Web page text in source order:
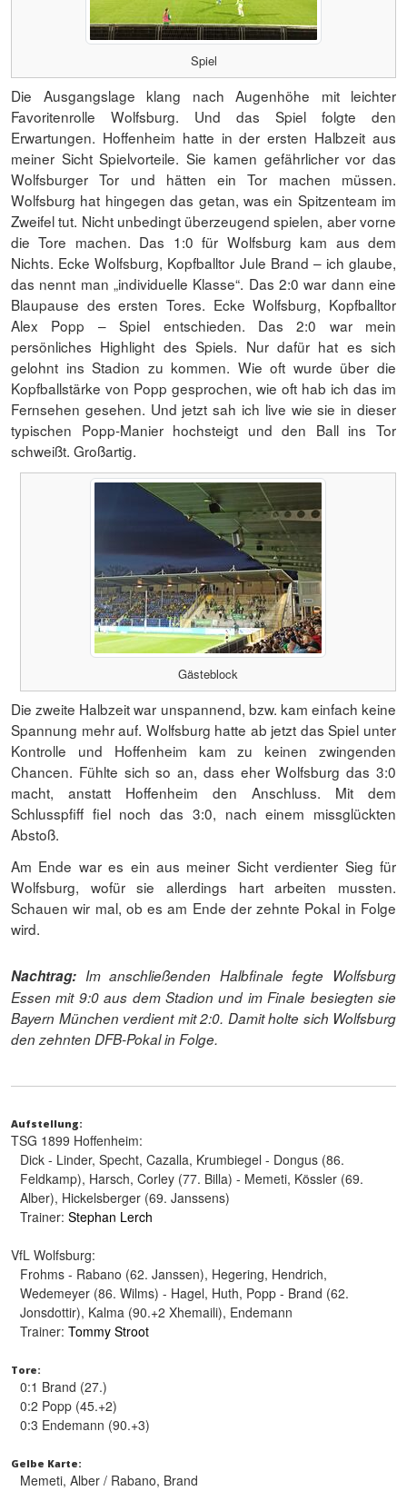
Spiel
Die Ausgangslage klang nach Augenhöhe mit leichter
Favoritenrolle Wolfsburg. Und das Spiel folgte den
Erwartungen. Hoffenheim hatte in der ersten Halbzeit aus
meiner Sicht Spielvorteile. Sie kamen gefährlicher vor das
Wolfsburger Tor und hätten ein Tor machen müssen.
Wolfsburg hat hingegen das getan, was ein Spitzenteam im
Zweifel tut. Nicht unbedingt überzeugend spielen, aber vorne
die Tore machen. Das 1:0 für Wolfsburg kam aus dem
Nichts. Ecke Wolfsburg, Kopfballtor Jule Brand – ich glaube,
das nennt man „individuelle Klasse“. Das 2:0 war dann eine
Blaupause des ersten Tores. Ecke Wolfsburg, Kopfballtor
Alex Popp – Spiel entschieden. Das 2:0 war mein
persönliches Highlight des Spiels. Nur dafür hat es sich
gelohnt ins Stadion zu kommen. Wie oft wurde über die
Kopfballstärke von Popp gesprochen, wie oft hab ich das im
Fernsehen gesehen. Und jetzt sah ich live wie sie in dieser
typischen Popp-Manier hochsteigt und den Ball ins Tor
schweißt. Großartig.
Gästeblock
Die zweite Halbzeit war unspannend, bzw. kam einfach keine
Spannung mehr auf. Wolfsburg hatte ab jetzt das Spiel unter
Kontrolle und Hoffenheim kam zu keinen zwingenden
Chancen. Fühlte sich so an, dass eher Wolfsburg das 3:0
macht, anstatt Hoffenheim den Anschluss. Mit dem
Schlusspfiff fiel noch das 3:0, nach einem missglückten
Abstoß.
Am Ende war es ein aus meiner Sicht verdienter Sieg für
Wolfsburg, wofür sie allerdings hart arbeiten mussten.
Schauen wir mal, ob es am Ende der zehnte Pokal in Folge
wird.
Nachtrag: Im anschließenden Halbfinale fegte Wolfsburg
Essen mit 9:0 aus dem Stadion und im Finale besiegten sie
Bayern München verdient mit 2:0. Damit holte sich Wolfsburg
den zehnten DFB-Pokal in Folge.
Aufstellung:
TSG 1899 Hoffenheim:
Dick - Linder, Specht, Cazalla, Krumbiegel - Dongus (86.
Feldkamp), Harsch, Corley (77. Billa) - Memeti, Kössler (69.
Alber), Hickelsberger (69. Janssens)
Trainer: Stephan Lerch
VfL Wolfsburg:
Frohms - Rabano (62. Janssen), Hegering, Hendrich,
Wedemeyer (86. Wilms) - Hagel, Huth, Popp - Brand (62.
Jonsdottir), Kalma (90.+2 Xhemaili), Endemann
Trainer: Tommy Stroot
Tore:
0:1 Brand (27.)
0:2 Popp (45.+2)
0:3 Endemann (90.+3)
Gelbe Karte:
Memeti, Alber / Rabano, Brand